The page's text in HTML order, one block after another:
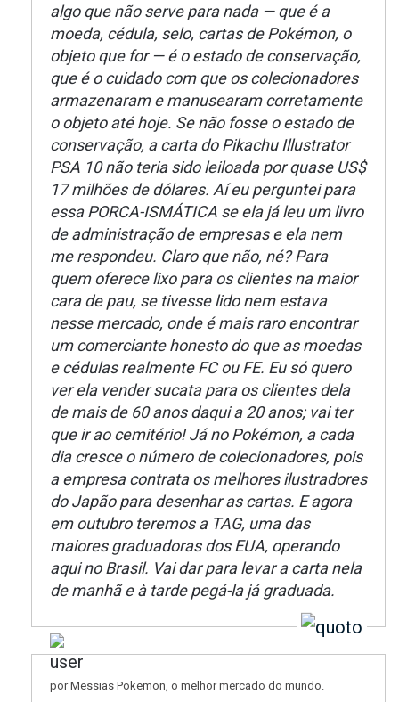
algo que não serve para nada — que é a
moeda, cédula, selo, cartas de Pokémon, o
objeto que for — é o estado de conservação,
que é o cuidado com que os colecionadores
armazenaram e manusearam corretamente
o objeto até hoje. Se não fosse o estado de
conservação, a carta do Pikachu Illustrator
PSA 10 não teria sido leiloada por quase US$
17 milhões de dólares. Aí eu perguntei para
essa PORCA-ISMÁTICA se ela já leu um livro
de administração de empresas e ela nem
me respondeu. Claro que não, né? Para
quem oferece lixo para os clientes na maior
cara de pau, se tivesse lido nem estava
nesse mercado, onde é mais raro encontrar
um comerciante honesto do que as moedas
e cédulas realmente FC ou FE. Eu só quero
ver ela vender sucata para os clientes dela
de mais de 60 anos daqui a 20 anos; vai ter
que ir ao cemitério! Já no Pokémon, a cada
dia cresce o número de colecionadores, pois
a empresa contrata os melhores ilustradores
do Japão para desenhar as cartas. E agora
em outubro teremos a TAG, uma das
maiores graduadoras dos EUA, operando
aqui no Brasil. Vai dar para levar a carta nela
de manhã e à tarde pegá-la já graduada.
por Messias Pokemon, o melhor mercado do mundo.